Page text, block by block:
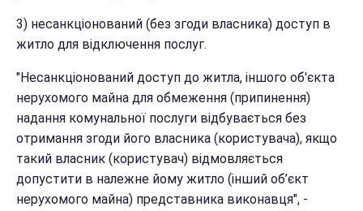
3) несанкціонований (без згоди власника) доступ в
житло для відключення послуг.
"Несанкціонований доступ до житла, іншого об'єкта
нерухомого майна для обмеження (припинення)
надання комунальної послуги відбувається без
отримання згоди його власника (користувача), якщо
такий власник (користувач) відмовляється
допустити в належне йому житло (інший об’єкт
нерухомого майна) представника виконавця", -